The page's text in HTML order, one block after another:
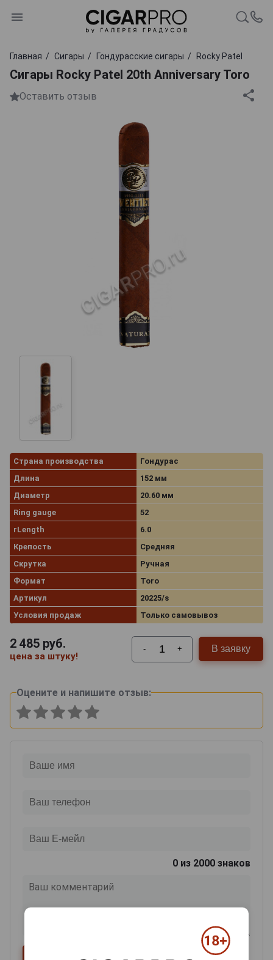
Главная Сигары Гондурасские сигары Rocky Patel
Сигары Rocky Patel 20th Anniversary Toro
Оставить отзыв
Страна производства
Гондурас
Длина
152 мм
Диаметр
20.60 мм
Ring gauge
52
rLength
6.0
Крепость
Средняя
Скрутка
Ручная
Формат
Toro
Артикул
20225/s
Условия продаж
Только самовывоз
2 485 руб.
цена за штуку!
- + В заявку
Оцените и напишите отзыв:
0 из 2000 знаков